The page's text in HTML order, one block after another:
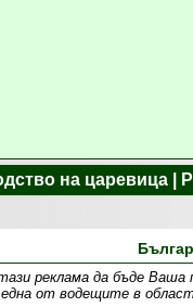
на царевица |
реклама да бъде Ваша
една от водещите в